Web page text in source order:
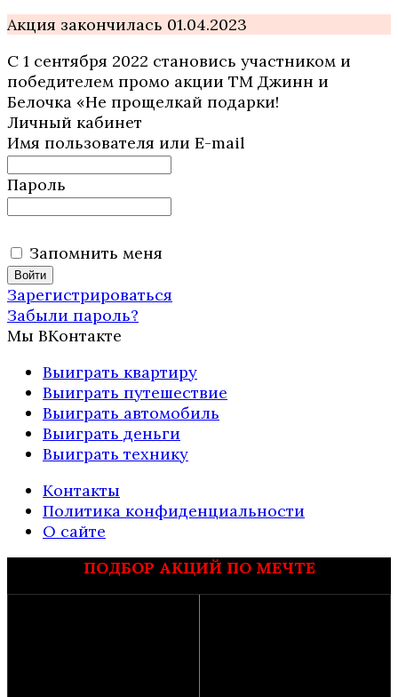
Акция закончилась 01.04.2023
С 1 сентября 2022 становись участником и
победителем промо акции ТМ Джинн и
Белочка «Не прощелкай подарки!
Личный кабинет
Имя пользователя или E-mail
Пароль
Запомнить меня
Зарегистрироваться
Забыли пароль?
Мы ВКонтакте
Выиграть квартиру
Выиграть путешествие
Выиграть автомобиль
Выиграть деньги
Выиграть технику
Контакты
Политика конфиденциальности
О сайте
ПОДБОР АКЦИЙ ПО МЕЧТЕ